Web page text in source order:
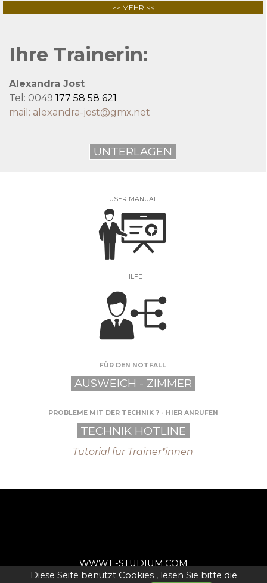
>> MEHR <<
Ihre Trainerin:
Alexandra Jost
Tel: 0049 177 58 58 621
mail: alexandra-jost@gmx.net
UNTERLAGEN
USER MANUAL
HILFE
FÜR DEN NOTFALL
AUSWEICH - ZIMMER
PROBLEME MIT DER TECHNIK ? - HIER ANRUFEN
TECHNIK HOTLINE
Tutorial für Trainer*innen
WWW.E-STUDIUM.COM
WWW.SPRECHER-AKADEMIE.COM
Diese Seite benutzt Cookies , lesen Sie bitte die